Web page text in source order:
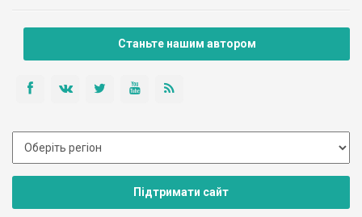
Станьте нашим автором
Підтримати сайт